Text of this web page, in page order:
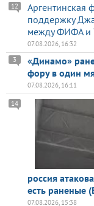
Аргентинская
поддержку
между ФИФА и
12
07.08.2026, 16:32
«Динамо»
фору в один
3
07.08.2026, 16:11
россия
есть раненые
14
07.08.2026, 15:38